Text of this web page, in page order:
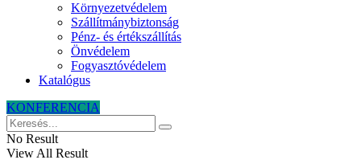
Környezetvédelem
Szállítmánybiztonság
Pénz- és értékszállítás
Önvédelem
Fogyasztóvédelem
Katalógus
KONFERENCIA
No Result
View All Result